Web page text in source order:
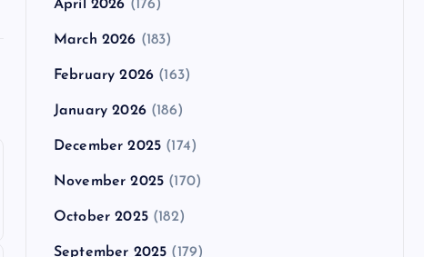
April 2026 (176)
March 2026 (183)
February 2026 (163)
January 2026(186)
December 2025 (174)
November 2025 (170)
October 2025(182)
September 2025 (179)